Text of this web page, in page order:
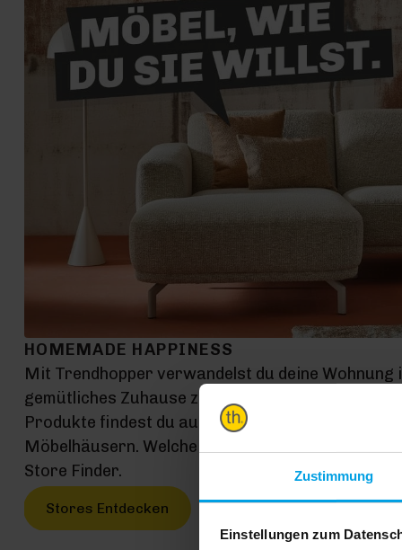
Zustimmung
Einstellungen zum
HOMEMADE HAPPINESS
Mit Trendhopper verwandelst du deine Wohnung
gemütliches Zuhause zum Entspannen, Leben und
Produkte findest du auf exklusiven
Möbelhäusern. Welche Möbelhäuser das genau
Store Finder.
Stores Entdecken